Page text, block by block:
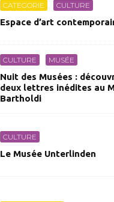
CATEGORIE CULTURE
Espace d’art
CULTURE MUSÉE
Nuit des Musées :
deux lettres inédites au
Bartholdi
CULTURE
Le Musée Unterlinden